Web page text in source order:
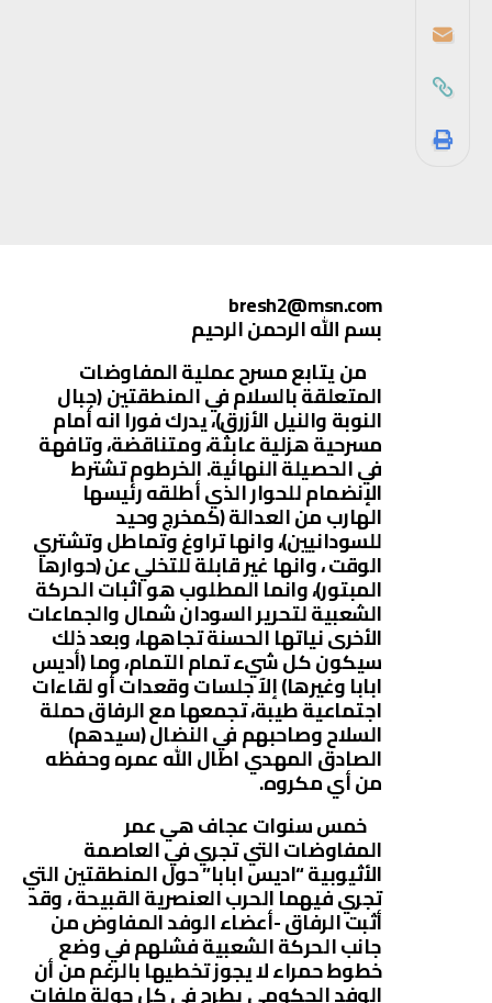
bresh2@msn.com
بسم الله الرحمن الرحيم
من يتابع مسرح عملية المفاوضات
المتعلقة بالسلام في المنطقتين (جبال
النوبة والنيل الأزرق)، يدرك فورا انه أمام
مسرحية هزلية عابثة، ومتناقضة، وتافهة
في الحصيلة النهائية. الخرطوم تشترط
الإنضمام للحوار الذي أطلقه رئيسها
الهارب من العدالة (كمخرج وحيد
للسودانيين)، وانها تراوغ وتماطل وتشتري
الوقت ، وانها غير قابلة للتخلي عن (حوارها
المبتور)، وانما المطلوب هو اثبات الحركة
الشعبية لتحرير السودان شمال والجماعات
الأخرى نياتها الحسنة تجاهها، وبعد ذلك
سيكون كل شيء تمام التمام، وما (أديس
ابابا وغيرها) إلآ جلسات وقعدات أو لقاءات
اجتماعية طيبة، تجمعها مع الرفاق حملة
السلاح وصاحبهم في النضال (سيدهم)
الصادق المهدي اطال الله عمره وحفظه
من أي مكروه.
خمس سنوات عجاف هي عمر
المفاوضات التي تجري في العاصمة
الأثيوبية “اديس ابابا” حول المنطقتين التي
تجري فيهما الحرب العنصرية القبيحة ، وقد
أثبت الرفاق -أعضاء الوفد المفاوض من
جانب الحركة الشعبية فشلهم في وضع
خطوط حمراء لا يجوز تخطيها بالرغم من أن
الوفد الحكومي يطرح في كل جولة ملفات